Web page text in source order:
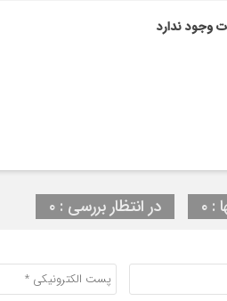
وجود ندارد
۰ در انتظار بررسی : ۰